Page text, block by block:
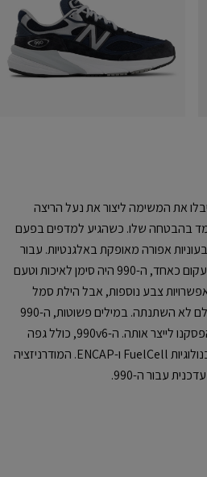
המקוריים של שנות ה-90 קיבלו את המשימה ליצור את נעל הריצה
בהבטחה שלו. כשהגיע למדפים בפעם
ה-990 התהדר בצבעוניות אפורה מאופקת באלגנטיות. עבור
רצים מושבעים ומקדימים את הטעם העקום כאחד, ה-990 היה סימן לאיכות וטעם
היו עדכונים לעיצוב מאז 82', ואפשרויות צבע נוספות, אבל הילת סמל
הסטטוס השאיפה של שנות ה-90 מעולם לא השתנתה. במילים פשוטות, ה-990
היא הנעל כל כך טובה, שמעולם לא הפסקנו לייצר אותה. ה-990v6, כולל גפה
מרשת ובניית שכבת זמש, בתוספת טכנולוגיות FuelCell ו-ENCAP. המודרניזציה
עבור ה-990.